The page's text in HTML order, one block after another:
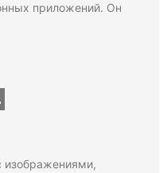
приложений. Он
изображениями,